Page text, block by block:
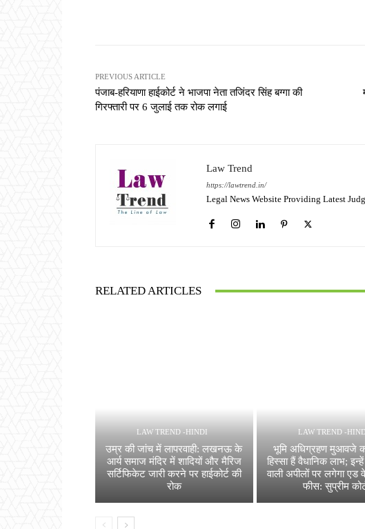
PREVIOUS ARTICLE
पंजाब-हरियाणा हाईकोर्ट ने भाजपा नेता तजिंदर सिंह बग्गा की
गिरफ्तारी पर 6 जुलाई तक रोक लगाई
Law Trend
https://lawtrend.in/
Legal News Website Providing Latest
RELATED ARTICLES
LAW TREND -HINDI
उम्र की जांच में लापरवाही: लखनऊ के
आर्य समाज मंदिर में शादियों और मैरिज
सर्टिफिकेट जारी करने पर हाईकोर्ट की
रोक
LAW TREND -
भूमि अधिग्रहण मुआवजे
हिस्सा हैं वैधानिक लाभ;
वाली अपीलों पर लगेगा एड
फीस: सुप्रीम